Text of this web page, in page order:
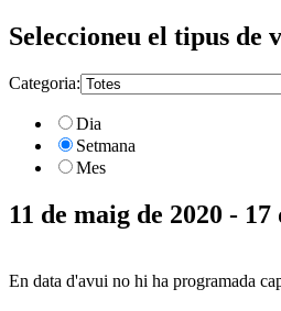
Seleccioneu el tipus de
Categoria:
Dia
Setmana
Mes
11 de maig de 2020 -
En data d'avui no hi ha programada